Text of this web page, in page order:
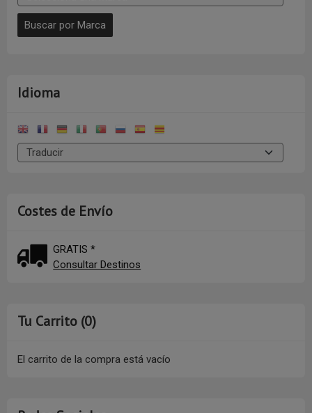
Idioma
Costes de Envío
GRATIS *
Consultar Destinos
Tu Carrito (0)
El carrito de la compra está vacío